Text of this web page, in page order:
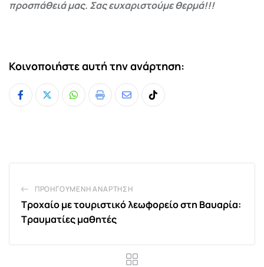
προσπάθειά μας. Σας ευχαριστούμε θερμά!!!
Κοινοποιήστε αυτή την ανάρτηση:
Whatsapp
Print
ShareTiktok
ΠΡΟΗΓΟΎΜΕΝΗ ΑΝΆΡΤΗΣΗ
Τροχαίο με τουριστικό λεωφορείο στη Βαυαρία:
Τραυματίες μαθητές